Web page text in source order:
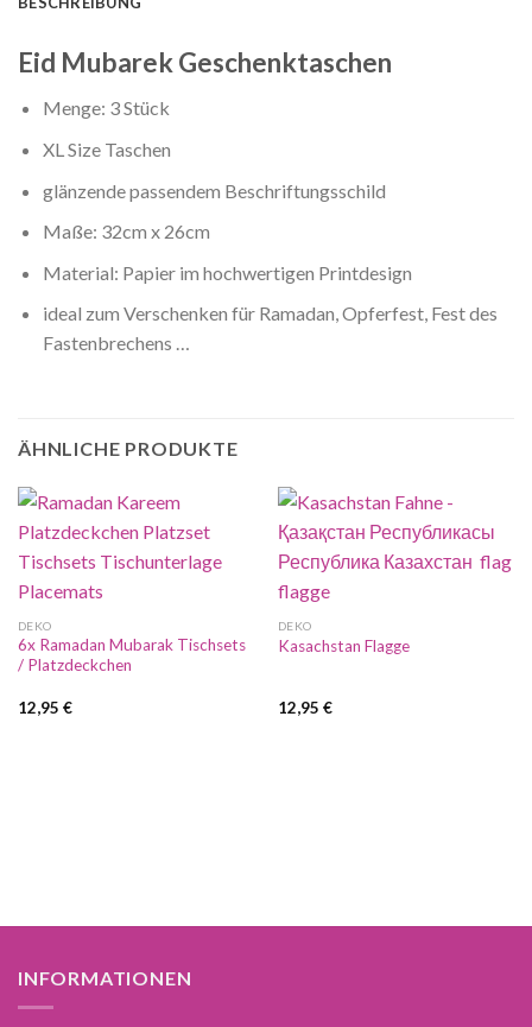
Eid Mubarek Geschenktaschen
Menge: 3 Stück
XL Size Taschen
glänzende passendem Beschriftungsschild
Maße: 32cm x 26cm
Material: Papier im hochwertigen Printdesign
ideal zum Verschenken für Ramadan, Opferfest, Fest des
Fastenbrechens …
ÄHNLICHE PRODUKTE
DEKO
6x Ramadan Mubarak Tischsets
/ Platzdeckchen
12,95 €
DEKO
Kasachstan Flagge
12,95 €
INFORMATIONEN